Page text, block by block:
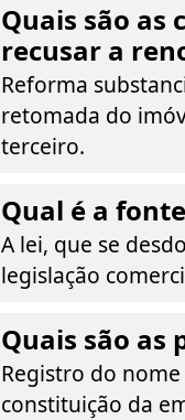
Quais são as
recusar a
Reforma
retomada do
terceiro.
Qual é a
A lei, que se
legislação
Quais são as
Registro do
constituição da